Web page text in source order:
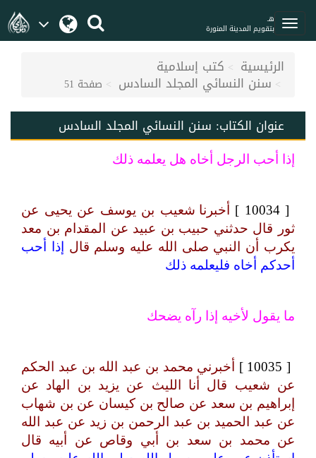
هـ
بتقويم المدينة المنورة
الرئيسية كتب إسلامية
سنن النسائي المجلد السادس صفحة 51
عنوان الكتاب: سنن النسائي المجلد السادس
إذا أحب الرجل أخاه هل يعلمه ذلك
[ 10034 ]
أخبرنا شعيب بن يوسف عن يحيى عن
ثور قال حدثني حبيب بن عبيد عن المقدام بن معد
يكرب أن النبي صلى الله عليه وسلم قال
إذا أحب
أحدكم أخاه فليعلمه ذلك
ما يقول لأخيه إذا رآه يضحك
[ 10035 ]
أخبرني محمد بن عبد الله بن عبد الحكم
عن شعيب قال أنا الليث عن يزيد بن الهاد عن
إبراهيم بن سعد عن صالح بن كيسان عن بن شهاب
عن عبد الحميد بن عبد الرحمن بن زيد عن عبد الله
عن محمد بن سعد بن أبي وقاص عن أبيه قال